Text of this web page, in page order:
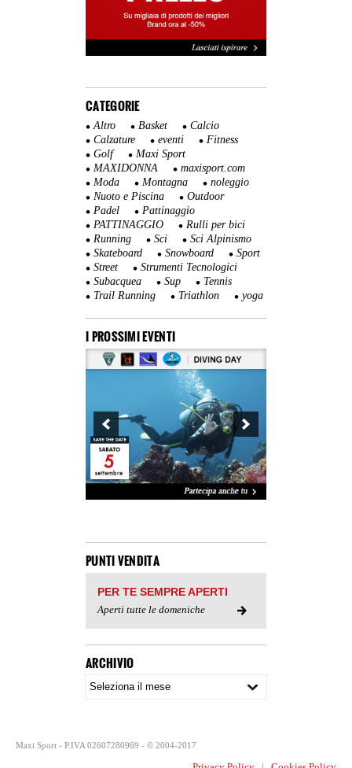
CATEGORIE
Altro Basket
Calcio
Calzature
eventi
Fitness
Golf
Maxi Sport
MAXIDONNA
maxisport.com
Moda
Montagna
noleggio
Nuoto e Piscina
Outdoor
Padel
Pattinaggio
PATTINAGGIO
Rulli per bici
Running
Sci
Sci Alpinismo
Skateboard
Snowboard
Sport
Street
Strumenti Tecnologici
Subacquea
Sup
Tennis
Trail Running
Triathlon yoga
I PROSSIMI EVENTI
PUNTI VENDITA
PER TE SEMPRE APERTI
Aperti tutte le domeniche
ARCHIVIO
Maxi Sport - P.IVA 02607280969 - © 2004-2017